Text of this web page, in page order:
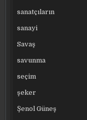
sanatçıların
sanayi
Savaş
savunma
seçim
şeker
Şenol Güneş